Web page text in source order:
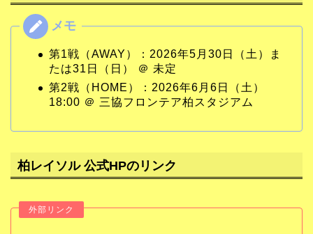
第1戦（AWAY）：2026年5月30日（土）ま
たは31日（日） ＠ 未定
第2戦（HOME）：2026年6月6日（土）
18:00 ＠ 三協フロンテア柏スタジアム
柏レイソル 公式HPのリンク